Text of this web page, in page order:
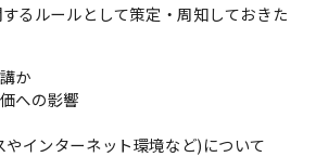
るルールとして策定・周知しておきた
か
への影響
インターネット環境など)について